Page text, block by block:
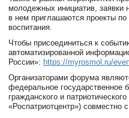
молодежных инициатив, заявки
в нем приглашаются проекты
воспитания.
Чтобы присоединиться к
автоматизированной
России»: https://myrosmol.ru/
Организаторами форума
федеральное государственное
гражданского и
«Роспатриотцентр») совместно